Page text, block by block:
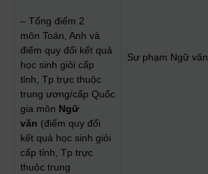
– Tổng điểm 2
môn Toán, Anh và
điểm quy đổi kết quả
học sinh giỏi cấp
tỉnh, Tp trực thuộc
trung ương/cấp Quốc
gia môn Ngữ
văn (điểm quy đổi
kết quả học sinh giỏi
cấp tỉnh, Tp trực
thuộc trung
Sư phạm Ngữ văn.